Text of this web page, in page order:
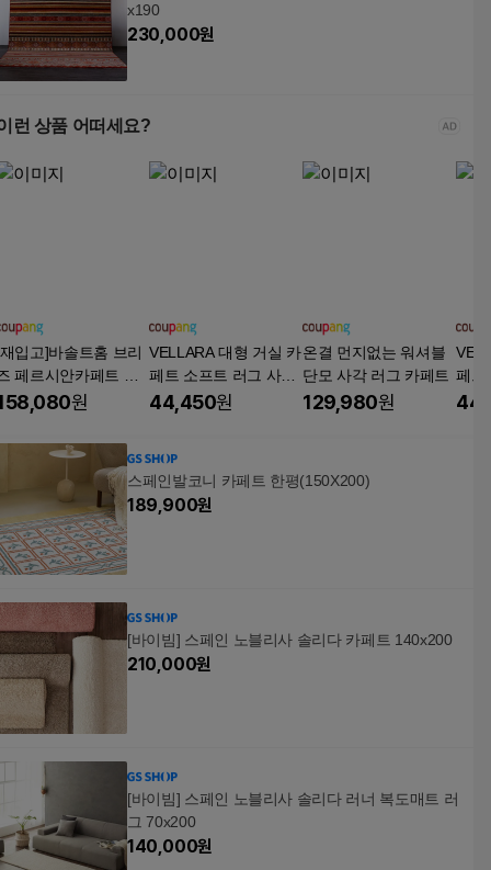
x190
230,000원
런 상품 어떠세요?
입고]바솔트홈 브리
페르시안카페트 레
로 셔닐 거실러그 먼
트 5 size
원
VELLARA 대형 거실 카
페트 소프트 러그 사계
절 러그 카페트
44,450원
온결 먼지없는 워셔블
단모 사각 러그 카페트
129,980원
페트
절
스페인발코니 카페트 한평(150X200)
189,900원
[바이빔] 스페인 노블리사 솔리다 카페트 140x200
210,000원
[바이빔] 스페인 노블리사 솔리다 러너 복도매트 러
그 70x200
140,000원